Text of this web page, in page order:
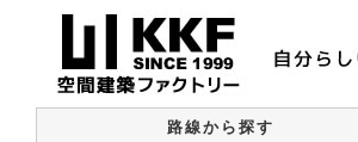
路線から探す